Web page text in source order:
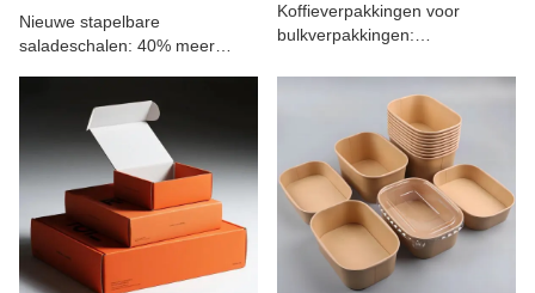
Nieuwe stapelbare
saladeschalen: 40% meer
Koffieverpakkingen voor
bulkverpakkingen:
verpakkingen voor de horeca.